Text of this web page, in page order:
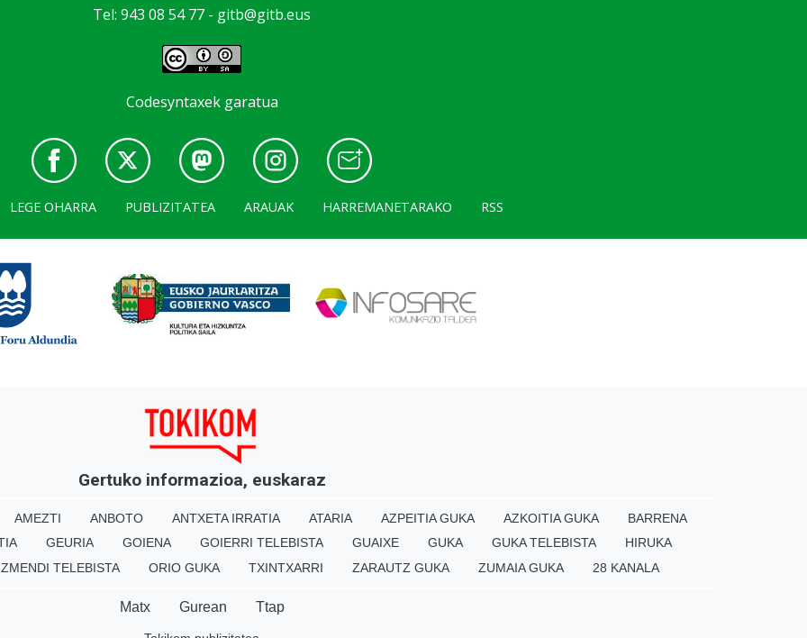
Tel: 943 08 54 77 - gitb@gitb.eus
Codesyntaxek garatua
LEGE OHARRA PUBLIZITATEA ARAUAK HARREMANETARAKO RSS
Gertuko informazioa, euskaraz
AMEZTI ANBOTO ANTXETA IRRATIA ATARIA AZPEITIA GUKA AZKOITIA GUKA
BARRENA
GEURIA GOIENA GOIERRI TELEBISTA GUAIXE GUKA GUKA TELEBISTA
HIRUKA
TELEBISTA ORIO GUKA TXINTXARRI ZARAUTZ GUKA ZUMAIA GUKA 28 KANALA
Matx Gurean Ttap